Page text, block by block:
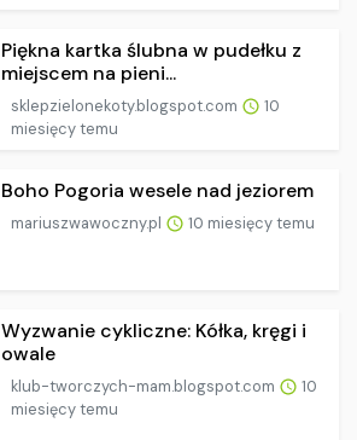
Piękna kartka ślubna w pudełku z
miejscem na pieni...
sklepzielonekoty.blogspot.com
10
miesięcy temu
Boho Pogoria wesele nad jeziorem
mariuszwawoczny.pl 10 miesięcy temu
Wyzwanie cykliczne: Kółka, kręgi i
owale
klub-tworczych-mam.blogspot.com
10
miesięcy temu